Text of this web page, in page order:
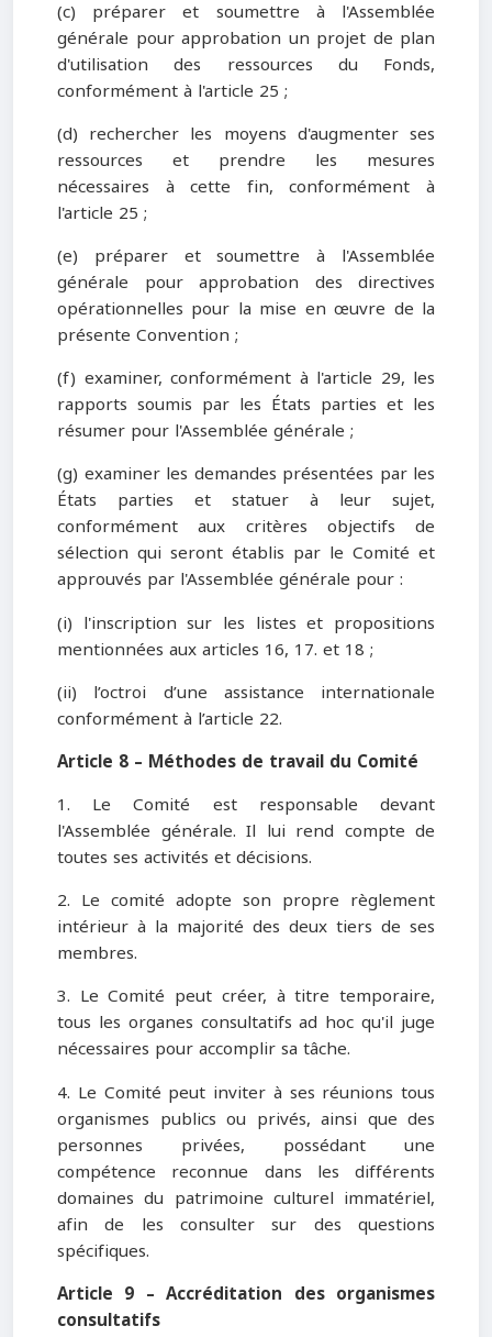
(c) préparer et soumettre à l'Assemblée
générale pour approbation un projet de plan
d'utilisation des ressources du Fonds,
conformément à l'article 25 ;
(d) rechercher les moyens d'augmenter ses
ressources et prendre les mesures
nécessaires à cette fin, conformément à
l'article 25 ;
(e) préparer et soumettre à l'Assemblée
générale pour approbation des directives
opérationnelles pour la mise en œuvre de la
présente Convention ;
(f) examiner, conformément à l'article 29, les
rapports soumis par les États parties et les
résumer pour l'Assemblée générale ;
(g) examiner les demandes présentées par les
États parties et statuer à leur sujet,
conformément aux critères objectifs de
sélection qui seront établis par le Comité et
approuvés par l'Assemblée générale pour :
(i) l'inscription sur les listes et propositions
mentionnées aux articles 16, 17. et 18 ;
(ii) l’octroi d’une assistance internationale
conformément à l’article 22.
Article 8 – Méthodes de travail du Comité
1. Le Comité est responsable devant
l'Assemblée générale. Il lui rend compte de
toutes ses activités et décisions.
2. Le comité adopte son propre règlement
intérieur à la majorité des deux tiers de ses
membres.
3. Le Comité peut créer, à titre temporaire,
tous les organes consultatifs ad hoc qu'il juge
nécessaires pour accomplir sa tâche.
4. Le Comité peut inviter à ses réunions tous
organismes publics ou privés, ainsi que des
personnes privées, possédant une
compétence reconnue dans les différents
domaines du patrimoine culturel immatériel,
afin de les consulter sur des questions
spécifiques.
Article 9 – Accréditation des organismes
consultatifs